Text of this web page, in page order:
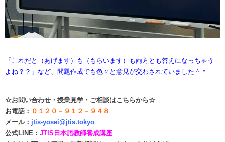
「これだと（あげます）も（もらいます）も両方とも答えになっちゃう
よね？？」など、問題作成でも色々と意見が交わされていました＾＾
☆お問い合わせ・授業見学・ご相談はこちらから☆
お電話： ０１２０－９１２－９４８
メール： jtis-yosei@jtis.tokyo
公式LINE： JTIS日本語教師養成講座